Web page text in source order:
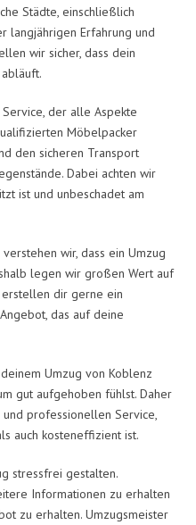
Städte, einschließlich
langjährigen Erfahrung und
wir sicher, dass dein
der alle Aspekte
Möbelpacker
den sicheren Transport
Dabei achten wir
ist und unbeschadet am
wir, dass ein Umzug
legen wir großen Wert auf
dir gerne ein
das auf deine
Umzug von Koblenz
gut aufgehoben fühlst. Daher
professionellen Service,
auch kosteneffizient ist.
stressfrei gestalten.
Informationen zu erhalten
zu erhalten. Umzugsmeister